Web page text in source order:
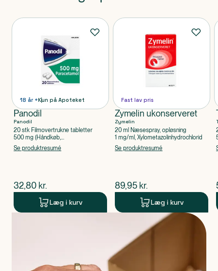
Produkter
18 år +Kun på Apoteket
Panodil
Panodil
20 stk Filmovertrukne tabletter
500 mg (Håndkøb,
apoteksforbeholdt), Paracetamol
Se produktresumé
$nuværende pris
32,80 kr.
Læg i kurv
Fast lav pris
Zymelin ukonserveret
Zymelin
20 ml Næsespray, opløsning
1 mg/ml, Xylometazolinhydrochlorid
Se produktresumé
$nuværende pris
89,95 kr.
Læg i kurv